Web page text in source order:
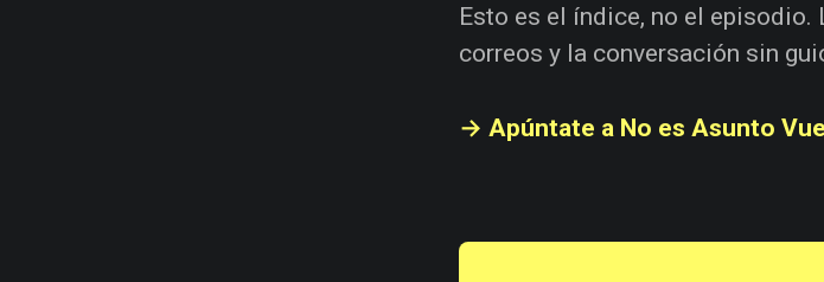
Esto es el índice, no el
correos y la conversación sin
→ Apúntate a No es Asunto